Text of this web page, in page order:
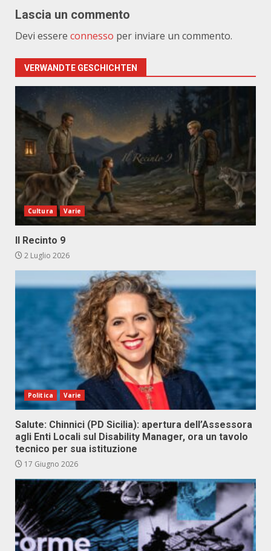
Lascia un commento
Devi essere connesso per inviare un commento.
VERWANDTE GESCHICHTEN
Cultura Varie
Il Recinto 9
2 Luglio 2026
Politica Varie
Salute: Chinnici (PD Sicilia): apertura dell’Assessora
agli Enti Locali sul Disability Manager, ora un tavolo
tecnico per sua istituzione
17 Giugno 2026